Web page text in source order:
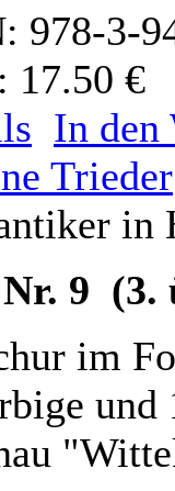
978-3-
17.50 €
In den
Trieder
in
9 (3.
im